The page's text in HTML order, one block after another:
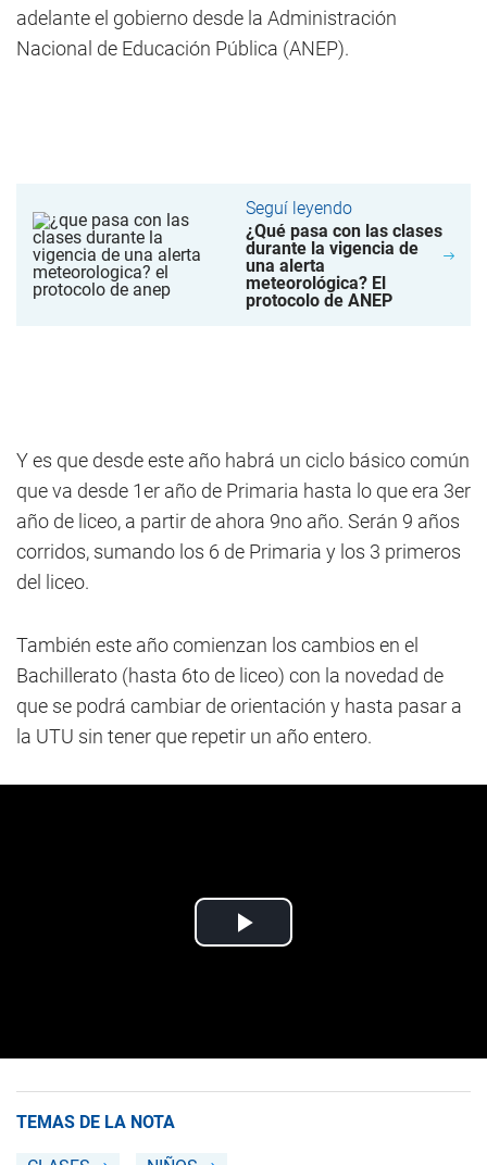
adelante el gobierno desde la Administración
Nacional de Educación Pública (ANEP).
Seguí leyendo
¿Qué pasa con las clases
durante la vigencia de
una alerta
meteorológica? El
protocolo de ANEP
Y es que desde este año habrá un ciclo básico común
que va desde 1er año de Primaria hasta lo que era 3er
año de liceo, a partir de ahora 9no año. Serán 9 años
corridos, sumando los 6 de Primaria y los 3 primeros
del liceo.
También este año comienzan los cambios en el
Bachillerato (hasta 6to de liceo) con la novedad de
que se podrá cambiar de orientación y hasta pasar a
la UTU sin tener que repetir un año entero.
TEMAS DE LA NOTA